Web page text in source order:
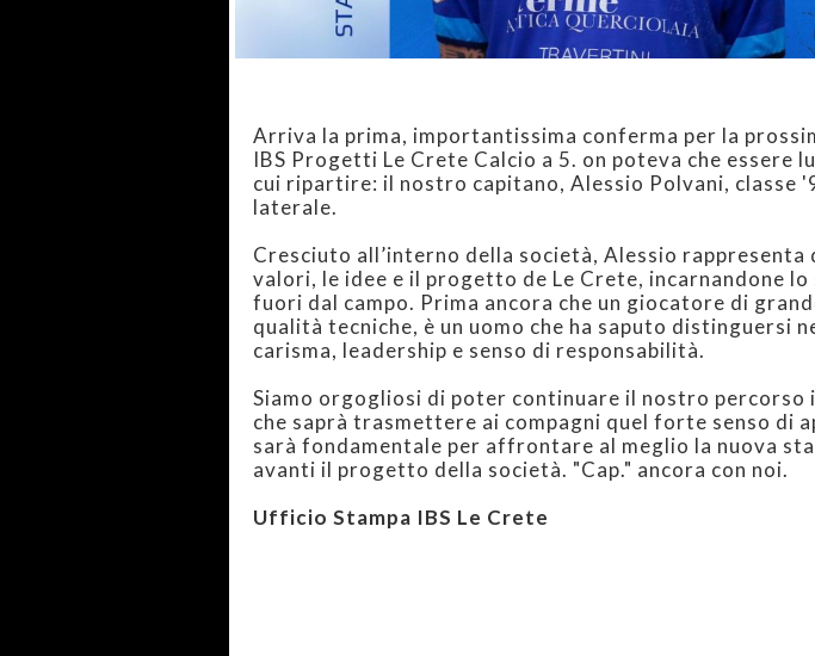
Arriva la prima, importantissima conferma per la
IBS Progetti Le Crete Calcio a 5. on poteva che essere
cui ripartire: il nostro capitano, Alessio Polvani, classe
laterale.
Cresciuto all’interno della società, Alessio rappresenta
valori, le idee e il progetto de Le Crete, incarnandone
fuori dal campo. Prima ancora che un giocatore di
qualità tecniche, è un uomo che ha saputo distinguersi
carisma, leadership e senso di responsabilità.
Siamo orgogliosi di poter continuare il nostro percorso
che saprà trasmettere ai compagni quel forte senso di
sarà fondamentale per affrontare al meglio la nuova
avanti il progetto della società. "Cap." ancora con noi.
Ufficio Stampa IBS Le Crete